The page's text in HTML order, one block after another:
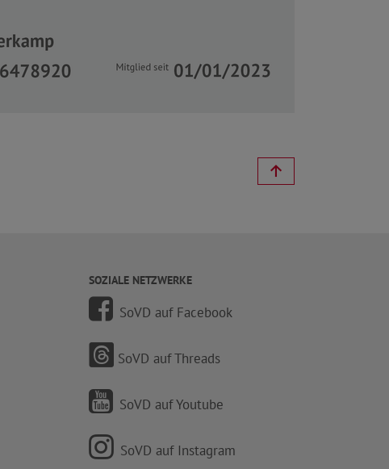
SOZIALE NETZWERKE
SoVD auf Facebook
SoVD auf Threads
SoVD auf Youtube
SoVD auf Instagram